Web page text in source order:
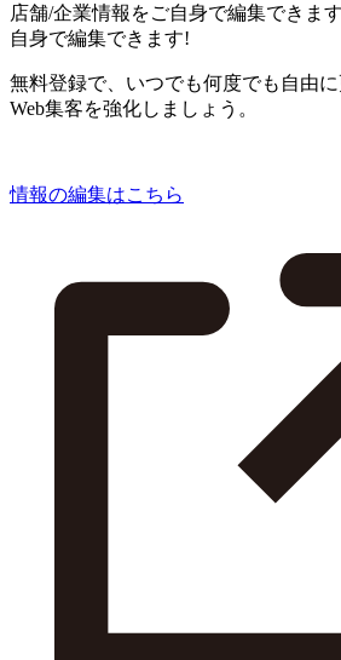
店舗/企業情報をご自身で編集できま
自身で編集できます!
無料登録で、いつでも何度でも自由に
Web集客を強化しましょう。
情報の編集はこちら